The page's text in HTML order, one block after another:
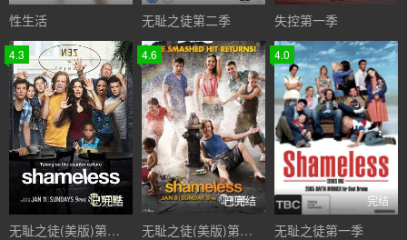
性生活 无耻之徒第二季 失控第一季
4.3
已完结
无耻之徒(美版)第五季
4.6
已完结
无耻之徒(美版)第三季
4.0
完结
无耻之徒第一季